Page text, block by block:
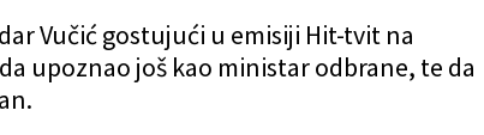
Vučić gostujući u emisiji Hit-tvit na
upoznao još kao ministar odbrane, te da